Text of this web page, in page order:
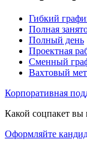
Гибкий
Полная
Полный день
Проектная
Сменный
Вахтовый
Корпоративная
Какой соцпакет вы
Оформляйте